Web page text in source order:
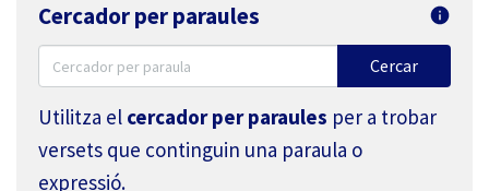
Cercador per paraules
Utilitza el cercador per paraules per a trobar
versets que continguin una paraula o
expressió.